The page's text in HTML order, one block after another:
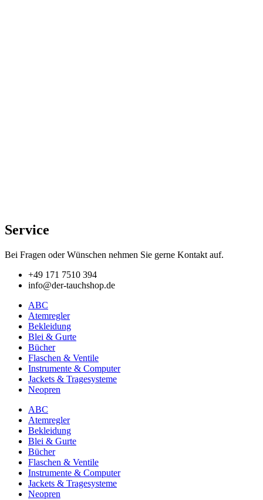
Service
Bei Fragen oder Wünschen nehmen Sie gerne Kontakt auf.
+49 171 7510 394
info@der-tauchshop.de
ABC
Atemregler
Bekleidung
Blei & Gurte
Bücher
Flaschen & Ventile
Instrumente & Computer
Jackets & Tragesysteme
Neopren
ABC
Atemregler
Bekleidung
Blei & Gurte
Bücher
Flaschen & Ventile
Instrumente & Computer
Jackets & Tragesysteme
Neopren